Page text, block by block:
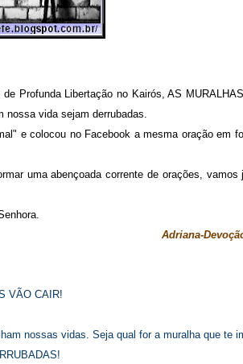
Profunda Libertação no Kairós, AS
nossa vida sejam derrubadas.
e colocou no Facebook a mesma oração em
uma abençoada corrente de orações, vamos
Adriana-
VÃO CAIR!
nossas vidas. Seja qual for a muralha que te